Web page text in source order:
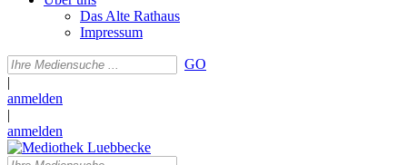
Das Alte Rathaus
Impressum
GO
|
anmelden
|
anmelden